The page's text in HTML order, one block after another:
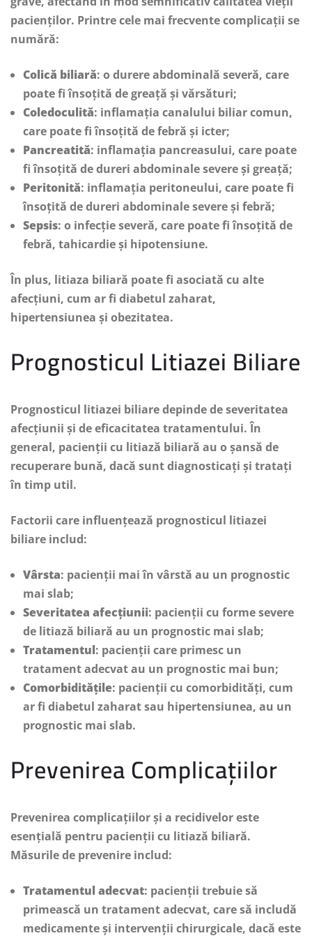
pacienților. Printre cele mai frecvente complicații se
numără:
Colică biliară: o durere abdominală severă, care
poate fi însoțită de greață și vărsături;
Coledoculită: inflamația canalului biliar comun,
care poate fi însoțită de febră și icter;
Pancreatită: inflamația pancreasului, care poate
fi însoțită de dureri abdominale severe și greață;
Peritonită: inflamația peritoneului, care poate fi
însoțită de dureri abdominale severe și febră;
Sepsis: o infecție severă, care poate fi însoțită de
febră, tahicardie și hipotensiune.
În plus, litiaza biliară poate fi asociată cu alte
afecțiuni, cum ar fi diabetul zaharat,
hipertensiunea și obezitatea.
Prognosticul Litiazei Biliare
Prognosticul litiazei biliare depinde de severitatea
afecțiunii și de eficacitatea tratamentului. În
general, pacienții cu litiază biliară au o șansă de
recuperare bună, dacă sunt diagnosticați și tratați
în timp util.
Factorii care influențează prognosticul litiazei
biliare includ:
Vârsta: pacienții mai în vârstă au un prognostic
mai slab;
Severitatea afecțiunii: pacienții cu forme severe
de litiază biliară au un prognostic mai slab;
Tratamentul: pacienții care primesc un
tratament adecvat au un prognostic mai bun;
Comorbiditățile: pacienții cu comorbidități, cum
ar fi diabetul zaharat sau hipertensiunea, au un
prognostic mai slab.
Prevenirea Complicațiilor
Prevenirea complicațiilor și a recidivelor este
esențială pentru pacienții cu litiază biliară.
Măsurile de prevenire includ:
Tratamentul adecvat: pacienții trebuie să
primească un tratament adecvat, care să includă
medicamente și intervenții chirurgicale, dacă este